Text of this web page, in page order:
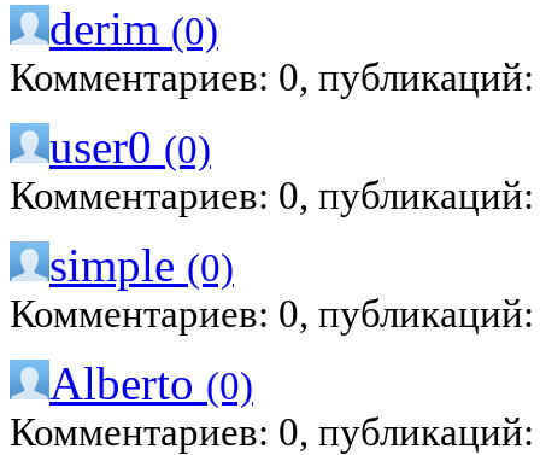
derim (0)
Комментариев: 0,
user0 (0)
Комментариев: 0,
simple (0)
Комментариев: 0,
Alberto (0)
Комментариев: 0,